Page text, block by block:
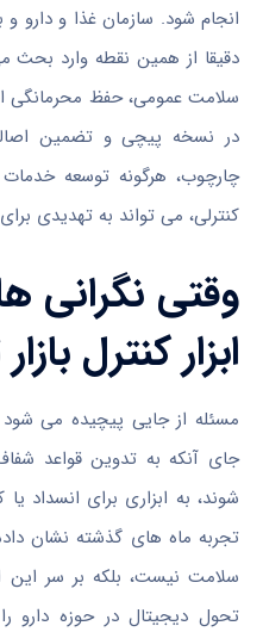
انجام شود. سازمان غذا و دارو
دقیقا از همین نقطه وارد بحث
سلامت عمومی، حفظ محرمانگی
در نسخه پیچی و تضمین
چارچوب، هرگونه توسعه
کنترلی، می تواند به تهدیدی
وقتی نگرانی
ابزار کنترل
مسئله از جایی پیچیده می شود
جای آنکه به تدوین قواعد
شوند، به ابزاری برای انسداد
تجربه ماه های گذشته نشان
سلامت نیست، بلکه بر سر
تحول دیجیتال در حوزه دارو